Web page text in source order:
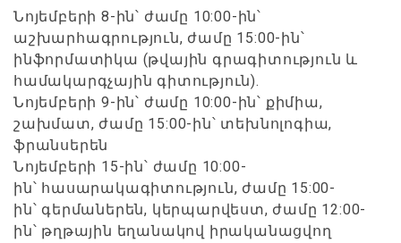
Նոյեմբերի 8-ին՝ ժամը 10:00-ին՝
աշխարհագրություն, ժամը 15:00-ին՝
ինֆորմատիկա (թվային գրագիտություն և
համակարգչային գիտություն).
Նոյեմբերի 9-ին՝ ժամը 10:00-ին՝ քիմիա,
շախմատ, ժամը 15:00-ին՝ տեխնոլոգիա,
ֆրանսերեն
Նոյեմբերի 15-ին՝ ժամը 10:00-
ին՝ հասարակագիտություն, ժամը 15:00-
ին՝ գերմաներեն, կերպարվեստ, ժամը 12:00-
ին՝ թղթային եղանակով իրականացվող